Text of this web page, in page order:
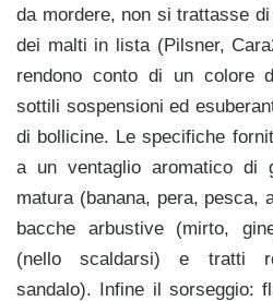
da mordere, non si trattasse
dei malti in lista (Pilsner,
rendono conto di un colore
sottili sospensioni ed
di bollicine. Le specifiche
a un ventaglio aromatico di
matura (banana, pera, pesca,
bacche arbustive (mirto,
(nello scaldarsi) e tratti
sandalo). Infine il sorseggio: